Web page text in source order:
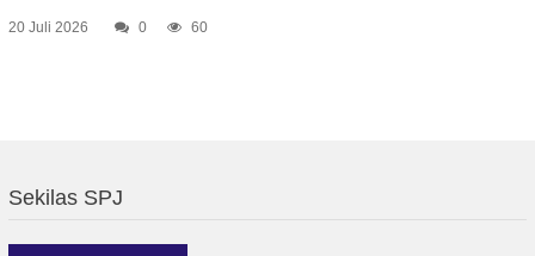
20 Juli 2026 0 60
Sekilas SPJ